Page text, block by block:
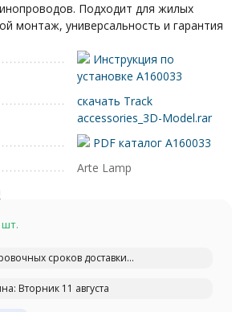
Подходит для жилых
монтаж, универсальность и гарантия
Инструкция по
установке A160033
скачать Track
accessories_3D-Model.rar
PDF каталог A160033
Arte Lamp
сроков доставки...
Вторник 11 августа